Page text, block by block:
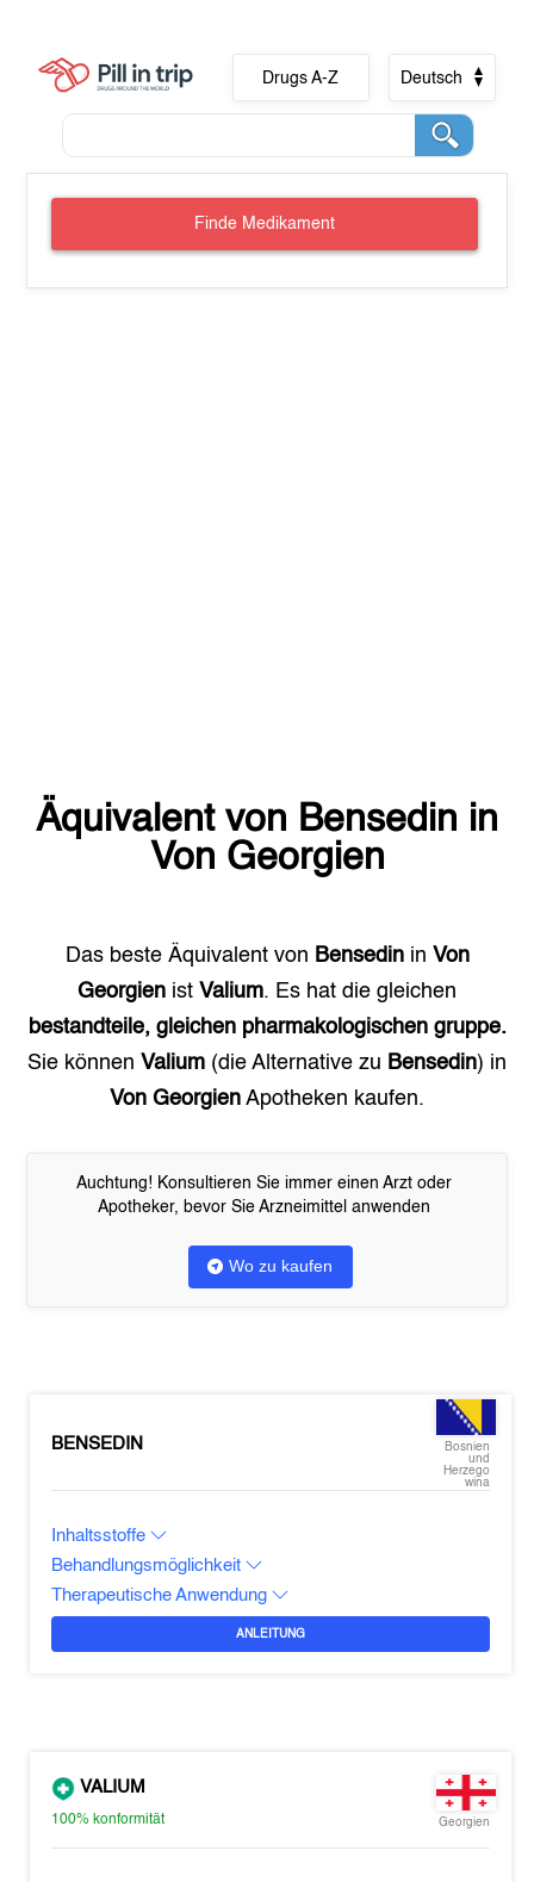
Drugs A-Z Deutsch
Finde Medikament
Äquivalent von Bensedin in
Von Georgien
Das beste Äquivalent von Bensedinin Von
Georgien ist Valium. Es hat die gleichen
bestandteile, gleichen pharmakologischen gruppe.
Sie können Valium (die Alternative zu Bensedin) in
Von Georgien Apotheken kaufen.
Auchtung! Konsultieren Sie immer einen Arzt oder
Apotheker, bevor Sie Arzneimittel anwenden
Wo zu kaufen
BENSEDIN
Bosnien
und
Herzego
wina
Inhaltsstoffe
Behandlungsmöglichkeit
Therapeutische Anwendung
ANLEITUNG
VALIUM
100% konformität Georgien